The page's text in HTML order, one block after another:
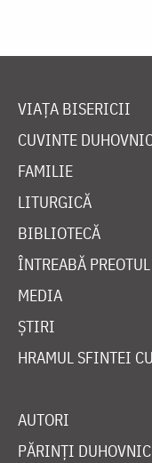
VIAȚA BISERICII
CUVINTE
FAMILIE
LITURGICĂ
BIBLIOTECĂ
ÎNTREABĂ PREOTUL
MEDIA
ȘTIRI
HRAMUL SFINTEI
AUTORI
PĂRINȚI